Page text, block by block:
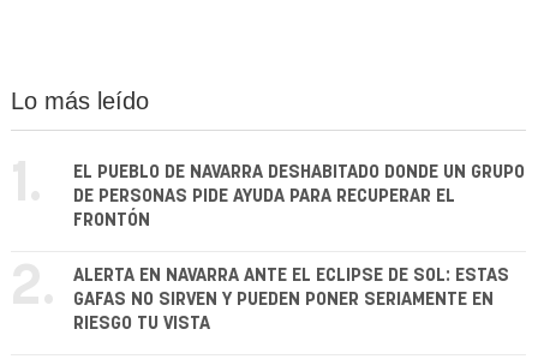
Lo más leído
1.
EL PUEBLO DE NAVARRA DESHABITADO DONDE UN GRUPO
DE PERSONAS PIDE AYUDA PARA RECUPERAR EL
FRONTÓN
2.
ALERTA EN NAVARRA ANTE EL ECLIPSE DE SOL: ESTAS
GAFAS NO SIRVEN Y PUEDEN PONER SERIAMENTE EN
RIESGO TU VISTA